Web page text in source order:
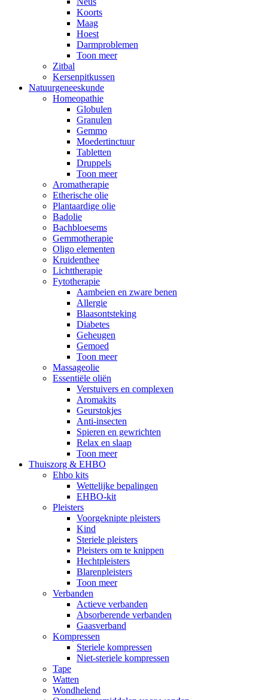
Koorts
Maag
Hoest
Darmproblemen
Toon meer
Zitbal
Kersenpitkussen
Natuurgeneeskunde
Homeopathie
Globulen
Granulen
Gemmo
Moedertinctuur
Tabletten
Druppels
Toon meer
Aromatherapie
Etherische olie
Plantaardige olie
Badolie
Bachbloesems
Gemmotherapie
Oligo elementen
Kruidenthee
Lichttherapie
Fytotherapie
Aambeien en zware benen
Allergie
Blaasontsteking
Diabetes
Geheugen
Gemoed
Toon meer
Massageolie
Essentiële oliën
Verstuivers en complexen
Aromakits
Geurstokjes
Anti-insecten
Spieren en gewrichten
Relax en slaap
Toon meer
Thuiszorg & EHBO
Ehbo kits
Wettelijke bepalingen
EHBO-kit
Pleisters
Voorgeknipte pleisters
Kind
Steriele pleisters
Pleisters om te knippen
Hechtpleisters
Blarenpleisters
Toon meer
Verbanden
Actieve verbanden
Absorberende verbanden
Gaasverband
Kompressen
Steriele kompressen
Niet-steriele kompressen
Tape
Watten
Wondhelend